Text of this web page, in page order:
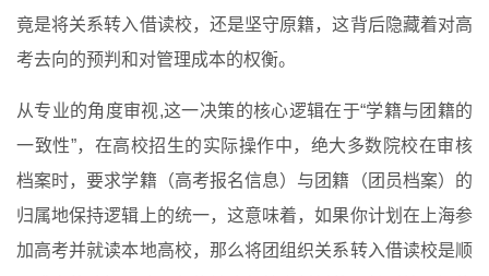
竟是将关系转入借读校，还是坚守原籍，这背后隐藏着对高
考去向的预判和对管理成本的权衡。
从专业的角度审视,这一决策的核心逻辑在于“学籍与团籍的
一致性”，在高校招生的实际操作中，绝大多数院校在审核
档案时，要求学籍（高考报名信息）与团籍（团员档案）的
归属地保持逻辑上的统一，这意味着，如果你计划在上海参
加高考并就读本地高校，那么将团组织关系转入借读校是顺